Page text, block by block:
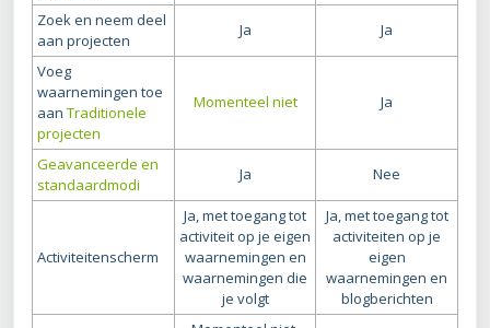
Zoek en neem deel
aan projecten
Ja Ja
Voeg
waarnemingen toe
aan Traditionele
projecten
Momenteel niet Ja
Geavanceerde en
standaardmodi
Ja Nee
Activiteitenscherm
Ja, met toegang tot
activiteit op je eigen
waarnemingen en
waarnemingen die
je volgt
Ja, met toegang tot
activiteiten op je
eigen
waarnemingen en
blogberichten